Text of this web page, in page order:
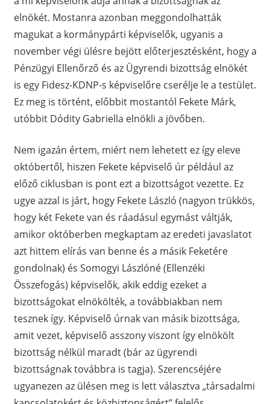
elnökét. Mostanra azonban meggondolhatták
magukat a kormánypárti képviselők, ugyanis a
november végi ülésre bejött előterjesztésként, hogy a
Pénzügyi Ellenőrző és az Ügyrendi bizottság elnökét
is egy Fidesz-KDNP-s képviselőre cserélje le a testület.
Ez meg is történt, előbbit mostantól Fekete Márk,
utóbbit Dódity Gabriella elnökli a jövőben.
Nem igazán értem, miért nem lehetett ez így eleve
októbertől, hiszen Fekete képviselő úr például az
előző ciklusban is pont ezt a bizottságot vezette. Ez
ugye azzal is járt, hogy Fekete László (nagyon trükkös,
hogy két Fekete van és ráadásul egymást váltják,
amikor októberben megkaptam az eredeti javaslatot
azt hittem elírás van benne és a másik Feketére
gondolnak) és Somogyi Lászlóné (Ellenzéki
Összefogás) képviselők, akik eddig ezeket a
bizottságokat elnökölték, a továbbiakban nem
tesznek így. Képviselő úrnak van másik bizottsága,
amit vezet, képviselő asszony viszont így elnökölt
bizottság nélkül maradt (bár az ügyrendi
bizottságnak továbbra is tagja). Szerencséjére
ugyanezen az ülésen meg is lett választva „társadalmi